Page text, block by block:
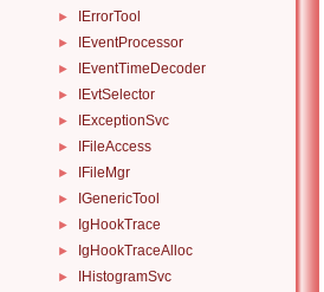
► IErrorTool
► IEventProcessor
► IEventTimeDecoder
► IEvtSelector
► IExceptionSvc
► IFileAccess
► IFileMgr
► IGenericTool
► IgHookTrace
► IgHookTraceAlloc
► IHistogramSvc